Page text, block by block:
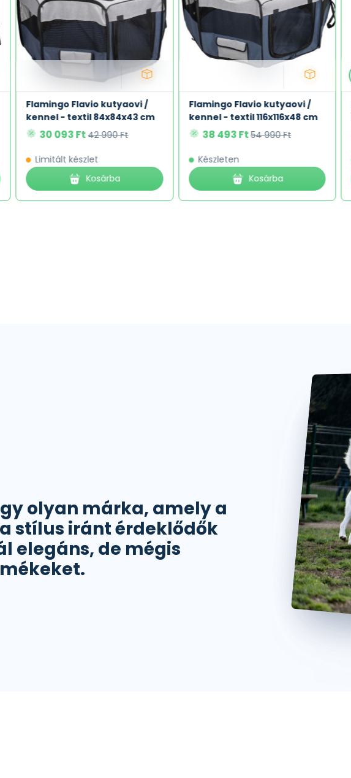
Flamingo Flavio kutyaovi /
kennel - textil 84x84x43 cm
30 093 Ft42 990 Ft
Limitált készlet
Kosárba
Flamingo Flavio kutyaovi /
kennel - textil 116x116x48 cm
38 493 Ft54 990 Ft
Készleten
Kosárba
olyan márka, amely a
stílus iránt érdeklődők
elegáns, de mégis